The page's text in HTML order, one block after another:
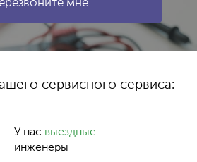
сервисного сервиса:
У нас выездные
инженеры